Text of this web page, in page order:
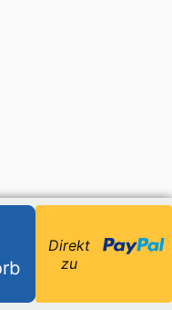
Direkt
zu